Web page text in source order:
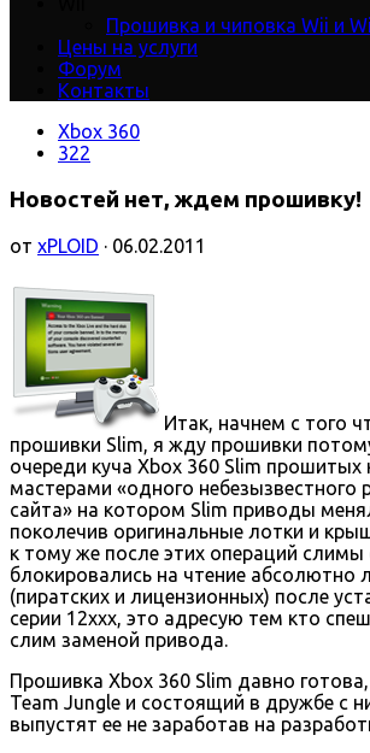
Прошивка и чиповка Wii и
Цены на услуги
Форум
Контакты
Xbox 360
322
Новостей нет, ждем прошивку!
от xPLOID · 06.02.2011
Итак, начнем с того
прошивки Slim, я жду прошивки
очереди куча Xbox 360 Slim прошитых
мастерами «одного небезызвестного
сайта» на котором Slim приводы
поколечив оригинальные лотки и
к тому же после этих операций
блокировались на чтение абсолютно
(пиратских и лицензионных) после
серии 12ххх, это адресую тем кто
слим заменой привода.
Прошивка Xbox 360 Slim давно
Team Jungle и состоящий в дружбе с
выпустят ее не заработав на